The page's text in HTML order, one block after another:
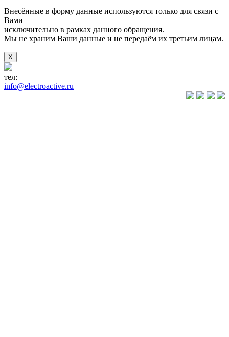
Внесённые в форму данные используются только для связи с
Вами
исключительно в рамках данного обращения.
Мы не храним Ваши данные и не передаём их третьим лицам.
X
тел:
info@electroactive.ru